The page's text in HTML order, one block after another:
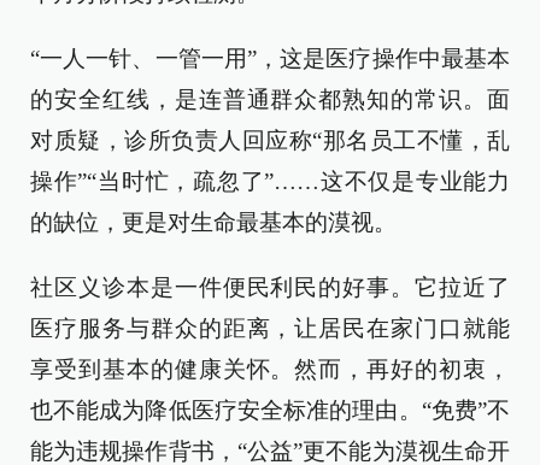
“一人一针、一管一用”，这是医疗操作中最基本
的安全红线，是连普通群众都熟知的常识。面
对质疑，诊所负责人回应称“那名员工不懂，乱
操作”“当时忙，疏忽了”……这不仅是专业能力
的缺位，更是对生命最基本的漠视。
社区义诊本是一件便民利民的好事。它拉近了
医疗服务与群众的距离，让居民在家门口就能
享受到基本的健康关怀。然而，再好的初衷，
也不能成为降低医疗安全标准的理由。“免费”不
能为违规操作背书，“公益”更不能为漠视生命开